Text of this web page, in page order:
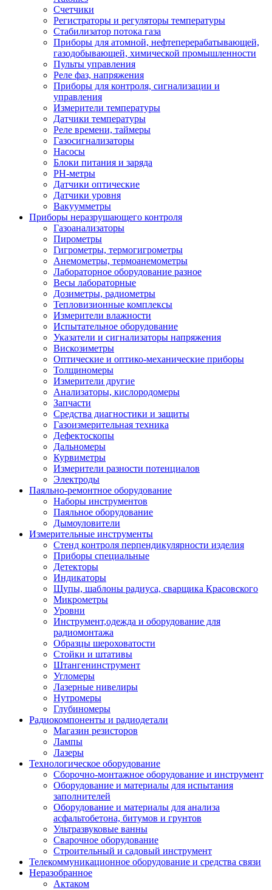
Счетчики
Регистраторы и регуляторы температуры
Стабилизатор потока газа
Приборы для атомной, нефтеперерабатывающей,
газодобывающей, химической промышленности
Пульты управления
Реле фаз, напряжения
Приборы для контроля, сигнализации и
управления
Измерители температуры
Датчики температуры
Реле времени, таймеры
Газосигнализаторы
Насосы
Блоки питания и заряда
PH-метры
Датчики оптические
Датчики уровня
Вакуумметры
Приборы неразрушающего контроля
Газоанализаторы
Пирометры
Гигрометры, термогигрометры
Анемометры, термоанемометры
Лабораторное оборудование разное
Весы лабораторные
Дозиметры, радиометры
Тепловизионные комплексы
Измерители влажности
Испытательное оборудование
Указатели и сигнализаторы напряжения
Вискозиметры
Оптические и оптико-механические приборы
Толщиномеры
Измерители другие
Анализаторы, кислородомеры
Запчасти
Средства диагностики и защиты
Газоизмерительная техника
Дефектоскопы
Дальномеры
Курвиметры
Измерители разности потенциалов
Электроды
Паяльно-ремонтное оборудование
Наборы инструментов
Паяльное оборудование
Дымоуловители
Измерительные инструменты
Стенд контроля перпендикулярности изделия
Приборы специальные
Детекторы
Индикаторы
Щупы, шаблоны радиуса, сварщика Красовского
Микрометры
Уровни
Инструмент,одежда и оборудование для
радиомонтажа
Образцы шероховатости
Стойки и штативы
Штангенинструмент
Угломеры
Лазерные нивелиры
Нутромеры
Глубиномеры
Радиокомпоненты и радиодетали
Магазин резисторов
Лампы
Лазеры
Технологическое оборудование
Сборочно-монтажное оборудование и инструмент
Оборудование и материалы для испытания
заполнителей
Оборудование и материалы для анализа
асфальтобетона, битумов и грунтов
Ультразвуковые ванны
Сварочное оборудование
Строительный и садовый инструмент
Телекоммуникационное оборудование и средства связи
Неразобранное
Актаком